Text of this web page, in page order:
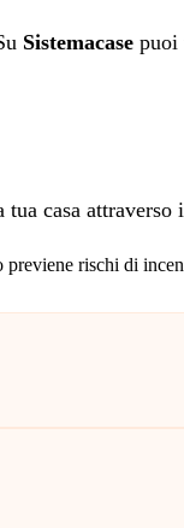
Sistemacase puoi
casa
previene rischi di